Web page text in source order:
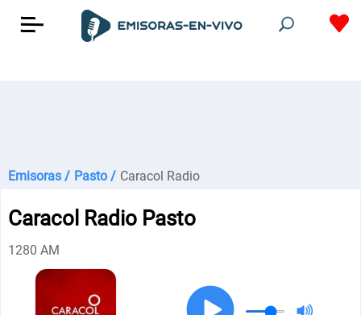
Emisoras / Pasto / Caracol Radio
Caracol Radio Pasto
1280 AM